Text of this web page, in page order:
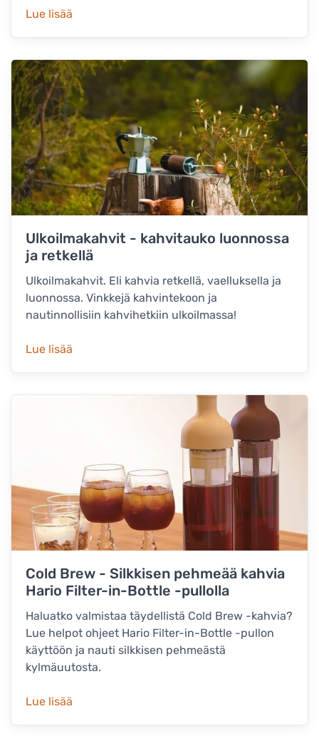
Lue lisää
Ulkoilmakahvit - kahvitauko luonnossa
ja retkellä
Ulkoilmakahvit. Eli kahvia retkellä, vaelluksella ja
luonnossa. Vinkkejä kahvintekoon ja
nautinnollisiin kahvihetkiin ulkoilmassa!
Lue lisää
Cold Brew - Silkkisen pehmeää kahvia
Hario Filter-in-Bottle -pullolla
Haluatko valmistaa täydellistä Cold Brew -kahvia?
Lue helpot ohjeet Hario Filter-in-Bottle -pullon
käyttöön ja nauti silkkisen pehmeästä
kylmäuutosta.
Lue lisää